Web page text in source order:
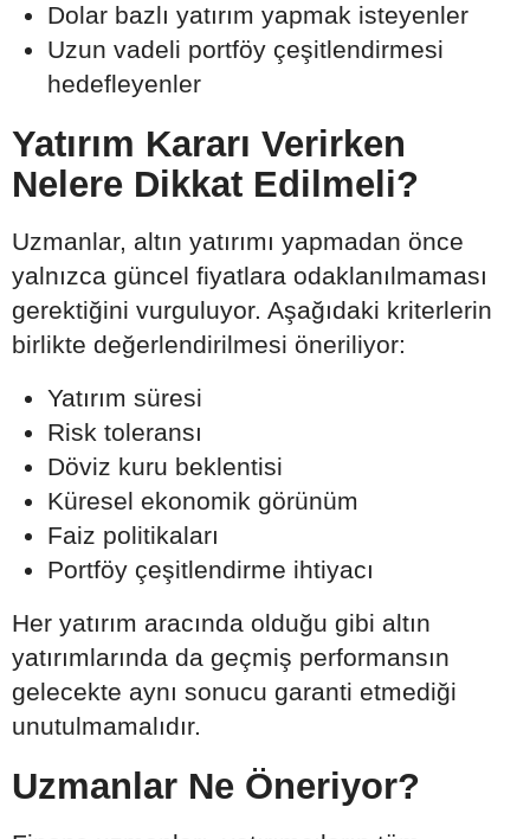
Dolar bazlı yatırım yapmak isteyenler
Uzun vadeli portföy çeşitlendirmesi
hedefleyenler
Yatırım Kararı Verirken
Nelere Dikkat Edilmeli?
Uzmanlar, altın yatırımı yapmadan önce
yalnızca güncel fiyatlara odaklanılmaması
gerektiğini vurguluyor. Aşağıdaki kriterlerin
birlikte değerlendirilmesi öneriliyor:
Yatırım süresi
Risk toleransı
Döviz kuru beklentisi
Küresel ekonomik görünüm
Faiz politikaları
Portföy çeşitlendirme ihtiyacı
Her yatırım aracında olduğu gibi altın
yatırımlarında da geçmiş performansın
gelecekte aynı sonucu garanti etmediği
unutulmamalıdır.
Uzmanlar Ne Öneriyor?